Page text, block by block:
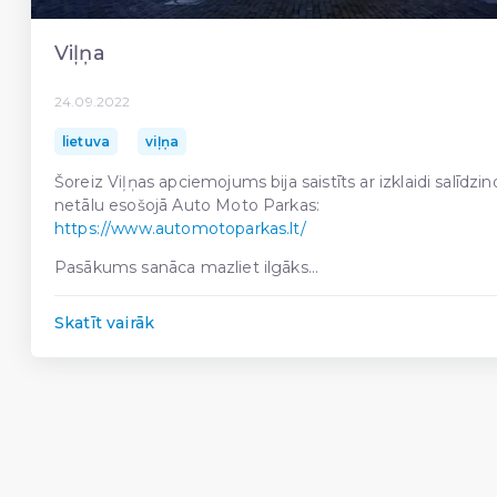
Viļņa
24.09.2022
lietuva viļņa
Šoreiz Viļņas apciemojums bija saistīts ar izklaidi
netālu esošojā Auto Moto Parkas:
https://www.automotoparkas.lt/
Pasākums sanāca mazliet ilgāks...
Skatīt vairāk